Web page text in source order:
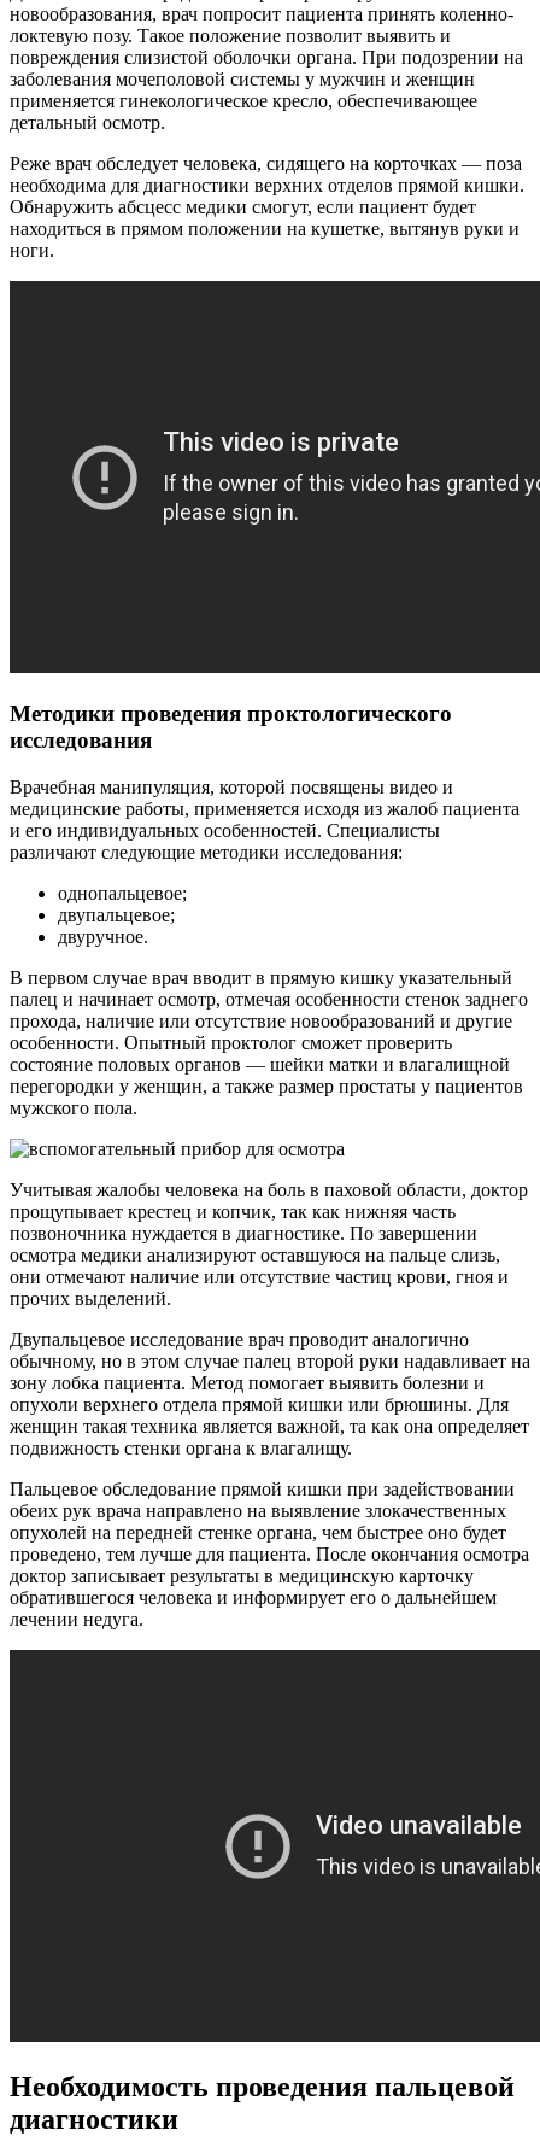
новообразования, врач попросит пациента принять коленно-
локтевую позу. Такое положение позволит выявить и
повреждения слизистой оболочки органа. При подозрении на
заболевания мочеполовой системы у мужчин и женщин
применяется гинекологическое кресло, обеспечивающее
детальный осмотр.
Реже врач обследует человека, сидящего на корточках — поза
необходима для диагностики верхних отделов прямой кишки.
Обнаружить абсцесс медики смогут, если пациент будет
находиться в прямом положении на кушетке, вытянув руки и
ноги.
Методики проведения проктологического
исследования
Врачебная манипуляция, которой посвящены видео и
медицинские работы, применяется исходя из жалоб пациента
и его индивидуальных особенностей. Специалисты
различают следующие методики исследования:
однопальцевое;
двупальцевое;
двуручное.
В первом случае врач вводит в прямую кишку указательный
палец и начинает осмотр, отмечая особенности стенок заднего
прохода, наличие или отсутствие новообразований и другие
особенности. Опытный проктолог сможет проверить
состояние половых органов — шейки матки и влагалищной
перегородки у женщин, а также размер простаты у пациентов
мужского пола.
Учитывая жалобы человека на боль в паховой области, доктор
прощупывает крестец и копчик, так как нижняя часть
позвоночника нуждается в диагностике. По завершении
осмотра медики анализируют оставшуюся на пальце слизь,
они отмечают наличие или отсутствие частиц крови, гноя и
прочих выделений.
Двупальцевое исследование врач проводит аналогично
обычному, но в этом случае палец второй руки надавливает на
зону лобка пациента. Метод помогает выявить болезни и
опухоли верхнего отдела прямой кишки или брюшины. Для
женщин такая техника является важной, та как она определяет
подвижность стенки органа к влагалищу.
Пальцевое обследование прямой кишки при задействовании
обеих рук врача направлено на выявление злокачественных
опухолей на передней стенке органа, чем быстрее оно будет
проведено, тем лучше для пациента. После окончания осмотра
доктор записывает результаты в медицинскую карточку
обратившегося человека и информирует его о дальнейшем
лечении недуга.
Необходимость проведения пальцевой
диагностики